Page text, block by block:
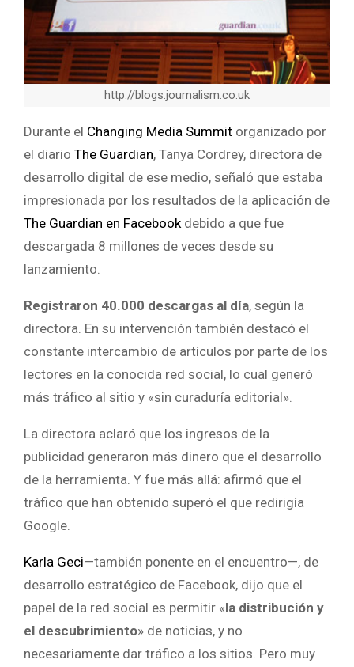
http://blogs.journalism.co.uk
Durante el Changing Media Summit organizado por
el diario The Guardian, Tanya Cordrey, directora de
desarrollo digital de ese medio, señaló que estaba
impresionada por los resultados de la aplicación de
The Guardian en Facebook debido a que fue
descargada 8 millones de veces desde su
lanzamiento.
Registraron 40.000 descargas al día, según la
directora. En su intervención también destacó el
constante intercambio de artículos por parte de los
lectores en la conocida red social, lo cual generó
más tráfico al sitio y «sin curaduría editorial».
La directora aclaró que los ingresos de la
publicidad generaron más dinero que el desarrollo
de la herramienta. Y fue más allá: afirmó que el
tráfico que han obtenido superó el que redirigía
Google.
Karla Geci—también ponente en el encuentro—, de
desarrollo estratégico de Facebook, dijo que el
papel de la red social es permitir «la distribución y
el descubrimiento» de noticias, y no
necesariamente dar tráfico a los sitios. Pero muy